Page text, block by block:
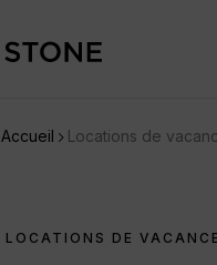
Accueil Locations de
LOCATIONS DE